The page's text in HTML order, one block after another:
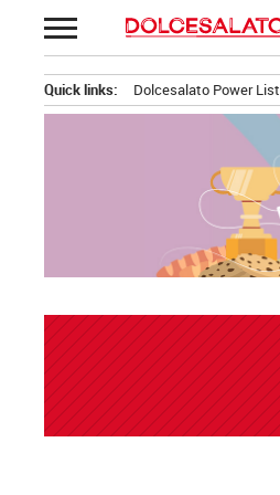
Passa
al
Quick links: Dolcesalato Power List